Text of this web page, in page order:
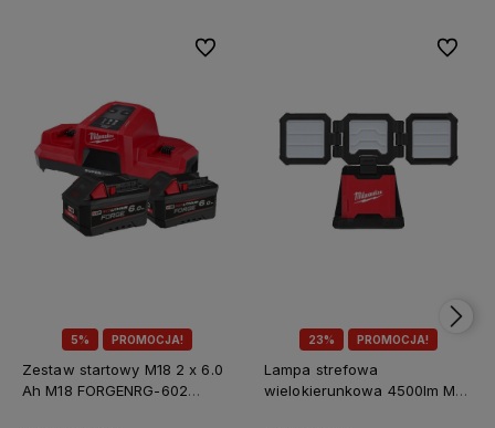
5% PROMOCJA!
Zestaw startowy M18 2 x 6.0
Ah M18 FORGENRG-602
Do ulubionych
23% PROMOCJA!
Lampa strefowa
wielokierunkowa 4500lm M18
Do